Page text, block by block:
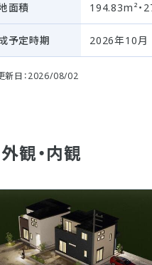
面積 194.83m²・
予定時期 2026年10月
新日：2026/08/02
外観・内観